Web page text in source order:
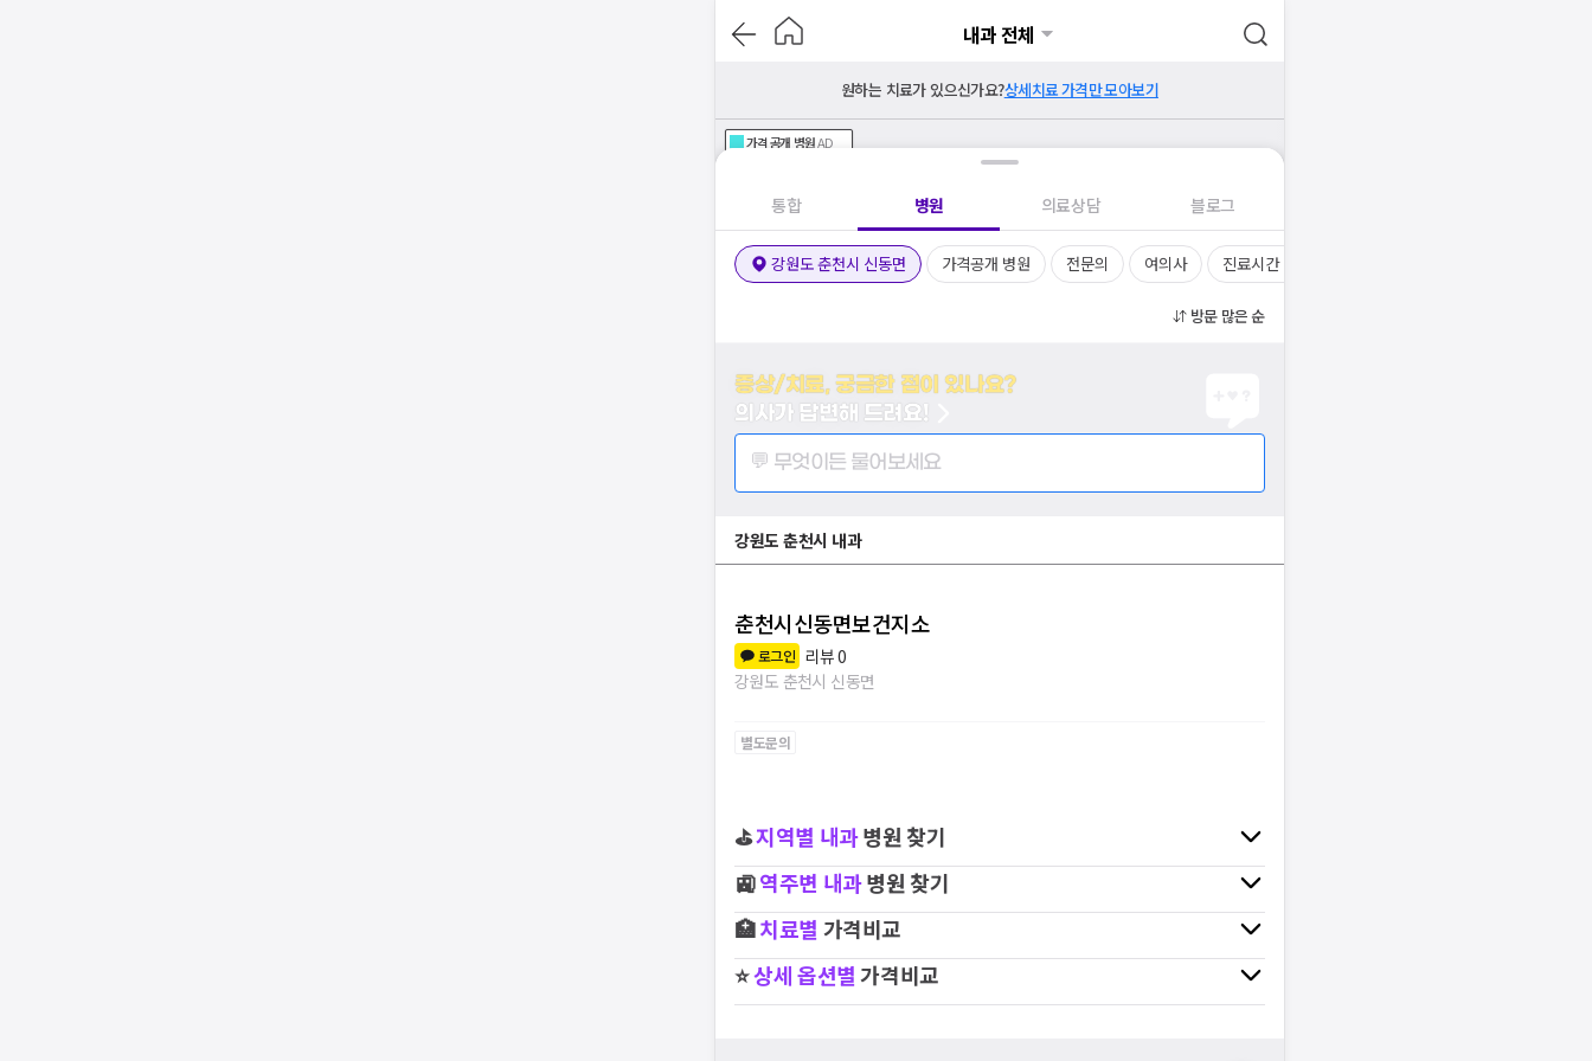
내과 전체
원하는 치료가 있으신가요?상세치료 가격만 모아보기
가격공개 병원AD
통합 병원 의료상담 블로그
강원도 춘천시 신동면 가격공개 병원 전문의 여의사 진료시간
방문 많은 순
증상/치료, 궁금한 점이 있나요?
의사가 답변해 드려요!
💬 무엇이든 물어보세요
강원도 춘천시 내과
춘천시신동면보건지소
로그인 리뷰0
강원도 춘천시 신동면
별도문의
⛳지역별 내과병원 찾기
🚉역주변 내과병원 찾기
🏥치료별 가격비교
⭐상세 옵션별가격비교